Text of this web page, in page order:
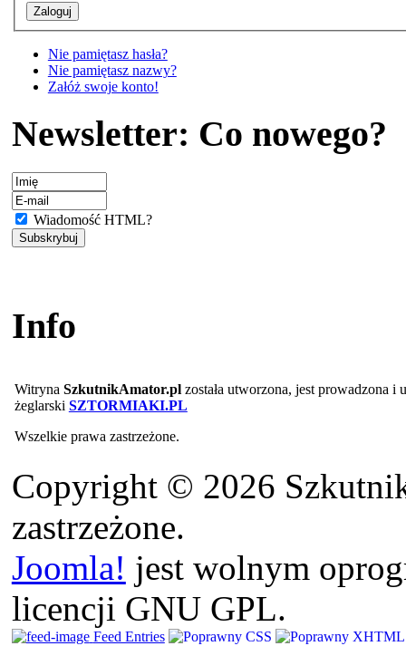
Nie pamiętasz hasła?
Nie pamiętasz nazwy?
Załóż swoje konto!
Newsletter: Co nowego?
Wiadomość HTML?
Info
Witryna SzkutnikAmator.plzostała utworzona, jest prowadzona i
żeglarski SZTORMIAKI.PL
Wszelkie prawa zastrzeżone.
Copyright © 2026
zastrzeżone.
Joomla! jest wolnym
licencji GNU GPL.
Feed Entries